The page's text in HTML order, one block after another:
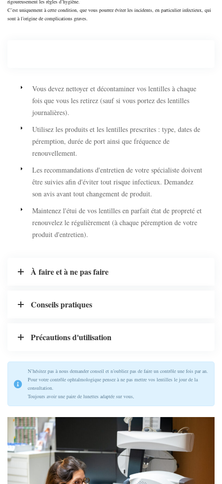
C’est uniquement à cette condition, que vous pourrez éviter les incidents, en particulier infectieux, qui
sont à l’origine de complications graves.
Vous devez nettoyer et décontaminer vos lentilles à chaque
fois que vous les retirez (sauf si vous portez des lentilles
journalières).
Utilisez les produits et les lentilles prescrites : type, dates de
péremption, durée de port ainsi que fréquence de
renouvellement.
Les recommandations d'entretien de votre spécialiste doivent
être suivies afin d'éviter tout risque infectieux. Demandez
son avis avant tout changement de produit.
Maintenez l'étui de vos lentilles en parfait état de propreté et
renouvelez le régulièrement (à chaque péremption de votre
produit d'entretien).
À faire et à ne pas faire
Conseils pratiques
Précautions d'utilisation
N’hésitez pas à nous demander conseil et n’oubliez pas de faire un contrôle une fois par an.
Pour votre contrôle ophtalmologique pensez à ne pas mettre vos lentilles le jour de la
consultation.
Toujours avoir une paire de lunettes adaptée sur vous,